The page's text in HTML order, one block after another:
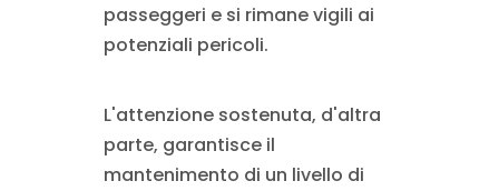
passeggeri e si rimane vigili ai
potenziali pericoli.
L'attenzione sostenuta, d'altra
parte, garantisce il
mantenimento di un livello di